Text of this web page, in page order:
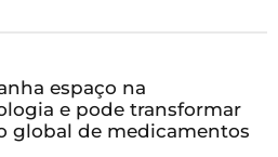
espaço na
e pode transformar
global de medicamentos